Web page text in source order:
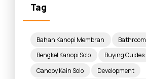
Tag
Bahan Kanopi Membran
Bathroom
Bengkel Kanopi Solo
Buying Guides
Canopy Kain Solo
Development